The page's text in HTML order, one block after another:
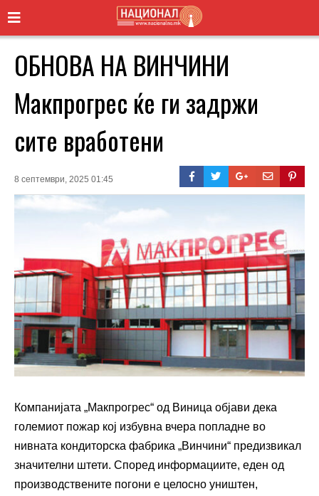
ОБНОВА НА ВИНЧИНИ
Макпрогрес ќе ги задржи
сите вработени
8 септември, 2025 01:45
Компанијата „Макпрогрес“ од Виница објави дека
големиот пожар кој избувна вчера попладне во
нивната кондиторска фабрика „Винчини“ предизвикал
значителни штети. Според информациите, еден од
производствените погони е целосно уништен,